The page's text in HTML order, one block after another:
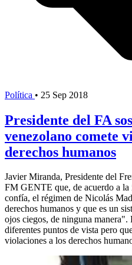
Política • 25 Sep 2018
Presidente del FA
venezolano comete
derechos humanos
Javier Miranda, Presidente del
FM GENTE que, de acuerdo a
confía, el régimen de Nicolás
derechos humanos y que es un
ojos ciegos, de ninguna
diferentes puntos de vista pero
violaciones a los derechos